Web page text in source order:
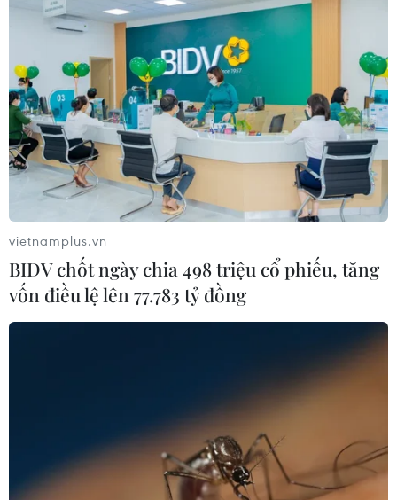
Lo ngại về cuộc chiến thương mại Mỹ-
Trung gia tăng, giá vàng phục hồi
12/06/2019 11:19
Giá vàng giao ngay tăng 0,7%, lên 1.335,34 USD/ounce
vào lúc 14 giờ 24 phút theo giờ Việt Nam, sau khi rơi
xuống mức thấp nhất kể từ ngày 3/6 là 1.319,35
USD/ounce trong phiên trước.
vietnamplus.vn
BIDV chốt ngày chia 498 triệu cổ phiếu, tăng
vốn điều lệ lên 77.783 tỷ đồng